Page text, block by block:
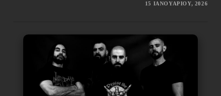
15 ΙΑΝΟΥΑΡΊΟΥ, 2026